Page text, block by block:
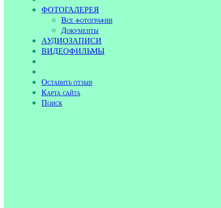
ФОТОГАЛЕРЕЯ
Все фотографии
Документы
АУДИОЗАПИСИ
ВИДЕОФИЛЬМЫ
Оставить отзыв
Карта сайта
Поиск